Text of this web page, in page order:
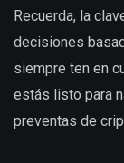
Recuerda, la
decisiones
siempre ten en
estás listo para
preventas de